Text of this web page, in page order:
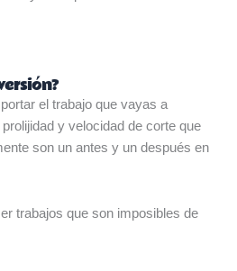
el trabajo que vayas a
y velocidad de corte que
son un antes y un después en
trabajos que son imposibles de